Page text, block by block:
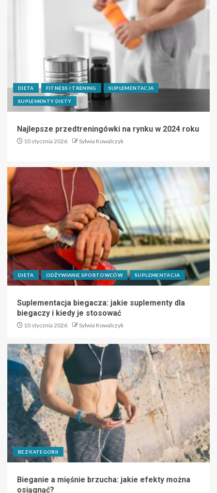
DIETA FITNESS I TRENING SUPLEMENTACJA
SUPLEMENTY DIETY
Najlepsze przedtreningówki na rynku w 2024 roku
10 stycznia 2026 Sylwia Kowalczyk
DIETA ODŻYWIANIE SPORTOWCÓW SUPLEMENTACJA
Suplementacja biegacza: jakie suplementy dla
biegaczy i kiedy je stosować
10 stycznia 2026 Sylwia Kowalczyk
BEZ KATEGORII
Bieganie a mięśnie brzucha: jakie efekty można
osiągnąć?